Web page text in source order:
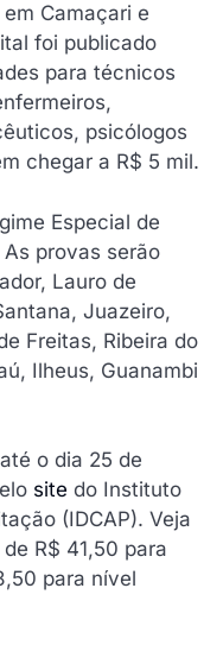
Camaçari e
foi publicado
para técnicos
psicólogos
chegar a R$ 5 mil.
Especial de
provas serão
Lauro de
Juazeiro,
Freitas, Ribeira do
Ilheus, Guanambi
o dia 25 de
site do Instituto
(IDCAP). Veja
R$ 41,50 para
para nível